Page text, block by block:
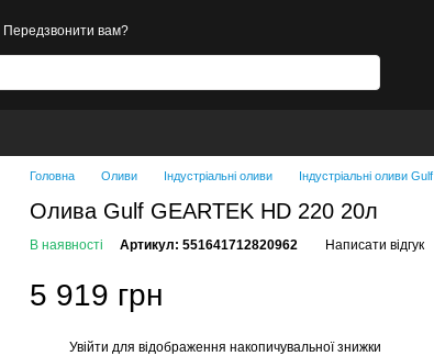
Передзвонити вам?
Головна Оливи Індустріальні оливи Індустріальні оливи Gulf
Олива Gulf GEARTEK HD 220 20л
В наявності Артикул: 551641712820962 Написати відгук
5 919 грн
Увійти для відображення накопичувальної знижки